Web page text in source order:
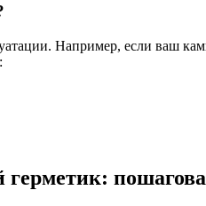
Например, если ваш